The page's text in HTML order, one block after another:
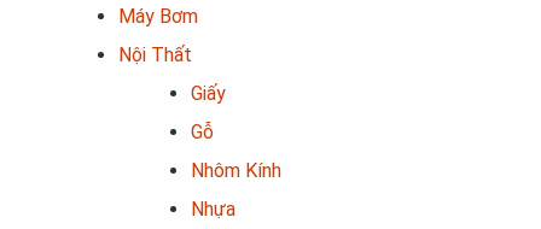
Máy Bơm
Nội Thất
Giấy
Gỗ
Nhôm Kính
Nhựa